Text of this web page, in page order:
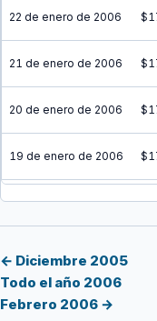
22 de enero de 2006
21 de enero de 2006
20 de enero de 2006
19 de enero de 2006
18 de enero de 2006
← Diciembre 2005
Todo el año 2006
Febrero 2006 →